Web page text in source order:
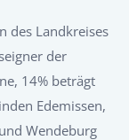
des Landkreises
der
14% beträgt
Edemissen,
Wendeburg